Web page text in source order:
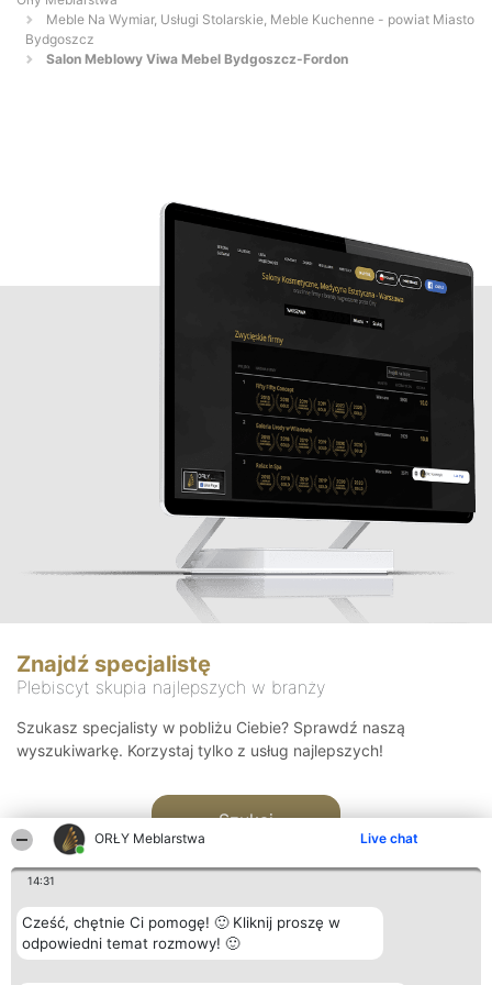
ORŁY Meblarstwa Live chat
14:31
Cześć, chętnie Ci pomogę! 🙂 Kliknij proszę w
odpowiedni temat rozmowy! 🙂
Meble Na Wymiar, Usługi Stolarskie, Meble Kuchenne - powiat Miasto
Bydgoszcz
Salon Meblowy Viwa Mebel Bydgoszcz-Fordon
Znajdź specjalistę
Plebiscyt skupia najlepszych w branży
Szukasz specjalisty w pobliżu Ciebie? Sprawdź naszą
wyszukiwarkę. Korzystaj tylko z usług najlepszych!
Szukaj
Organizator plebiscytu Plebiscyt Kontakt